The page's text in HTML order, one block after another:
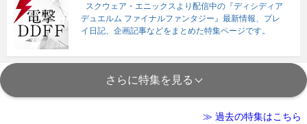
スクウェア・エニックスより配信中の『ディシディア
デュエルム ファイナルファンタジー』最新情報、プレ
イ日記、企画記事などをまとめた特集ページです。
さらに特集を見る
≫ 過去の特集はこちら